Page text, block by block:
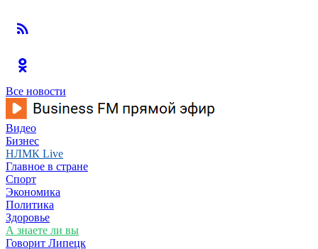
Все новости
Видео
Бизнес
НЛМК Live
Главное в стране
Спорт
Экономика
Политика
Здоровье
А знаете ли вы
Говорит Липецк